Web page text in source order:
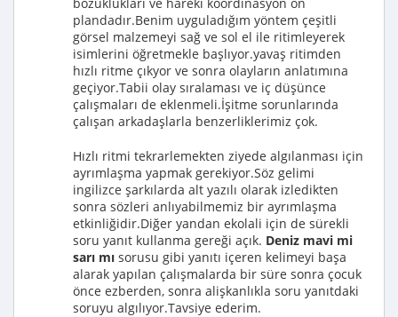
plandadır.Benim uyguladığım yöntem çeşitli
görsel malzemeyi sağ ve sol el ile ritimleyerek
isimlerini öğretmekle başlıyor.yavaş ritimden
hızlı ritme çıkyor ve sonra olayların anlatımına
geçiyor.Tabii olay sıralaması ve iç düşünce
çalışmaları de eklenmeli.İşitme sorunlarında
çalışan arkadaşlarla benzerliklerimiz çok.
Hızlı ritmi tekrarlemekten ziyede algılanması için
ayrımlaşma yapmak gerekiyor.Söz gelimi
ingilizce şarkılarda alt yazılı olarak izledikten
sonra sözleri anlıyabilmemiz bir ayrımlaşma
etkinliğidir.Diğer yandan ekolali için de sürekli
soru yanıt kullanma gereği açık. Deniz mavi mi
sarı mı sorusu gibi yanıtı içeren kelimeyi başa
alarak yapılan çalışmalarda bir süre sonra çocuk
önce ezberden, sonra alişkanlıkla soru yanıtdaki
soruyu algılıyor.Tavsiye ederim.